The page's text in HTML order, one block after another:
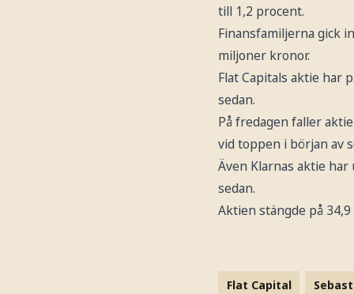
till 1,2 procent.
Finansfamiljerna gick
miljoner kronor.
Flat Capitals aktie har
sedan.
På fredagen faller
vid toppen i början av
Även Klarnas aktie
sedan.
Aktien stängde på
Flat Capital